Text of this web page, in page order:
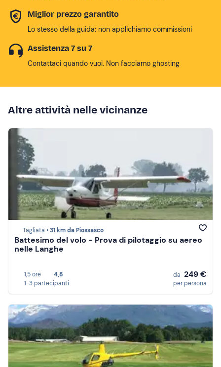
Miglior prezzo garantito
Lo stesso della guida: non applichiamo commissioni
Assistenza 7 su 7
Contattaci quando vuoi. Non facciamo ghosting
Altre attività nelle vicinanze
Tagliata •31 km da Piossasco
Battesimo del volo - Prova di pilotaggio su aereo
nelle Langhe
1,5 ore
4,8
1-3 partecipanti
da 249 €
per persona